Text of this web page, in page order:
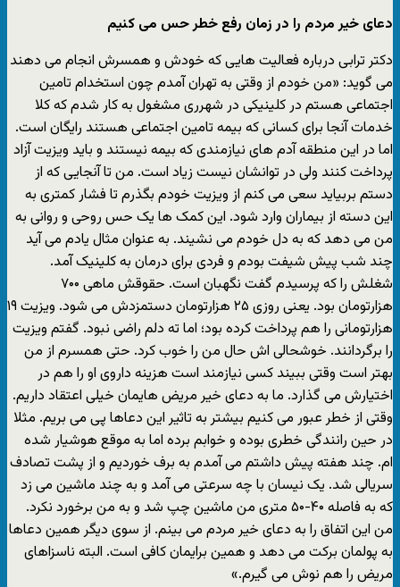
دعای خیر مردم را در زمان رفع خطر حس می کنیم
دکتر ترابی درباره فعالیت هایی که خودش و همسرش انجام می دهند
می گوید: «من خودم از وقتی به تهران آمدم چون استخدام تامین
اجتماعی هستم در کلینیکی در شهرری مشغول به کار شدم که کلا
خدمات آنجا برای کسانی که بیمه تامین اجتماعی هستند رایگان است.
اما در این منطقه آدم های نیازمندی که بیمه نیستند و باید ویزیت آزاد
پرداخت کنند ولی در توانشان نیست زیاد است. من تا آنجایی که از
دستم بربیاید سعی می کنم از ویزیت خودم بگذرم تا فشار کمتری به
این دسته از بیماران وارد شود. این کمک ها یک حس روحی و روانی به
من می دهد که به دل خودم می نشیند. به عنوان مثال یادم می آید
چند شب پیش شیفت بودم و فردی برای درمان به کلینیک آمد.
شغلش را که پرسیدم گفت نگهبان است. حقوقش ماهی ۷۰۰
هزارتومان بود. یعنی روزی ۲۵ هزارتومان دستمزدش می شود. ویزیت ۱۹
هزارتومانی را هم پرداخت کرده بود؛ اما ته دلم راضی نبود. گفتم ویزیت
را برگردانند. خوشحالی اش حال من را خوب کرد. حتی همسرم از من
بهتر است وقتی ببیند کسی نیازمند است هزینه داروی او را هم در
اختیارش می گذارد. ما به دعای خیر مریض هایمان خیلی اعتقاد داریم.
وقتی از خطر عبور می کنیم بیشتر به تاثیر این دعاها پی می بریم. مثلا
در حین رانندگی خطری بوده و خوابم برده اما به موقع هوشیار شده
ام. چند هفته پیش داشتم می آمدم به برف خوردیم و از پشت تصادف
سریالی شد. یک نیسان با چه سرعتی می آمد و به چند ماشین می زد
که به فاصله ۴۰-۵۰ متری من ماشین چپ شد و به من برخورد نکرد.
من این اتفاق را به دعای خیر مردم می بینم. از سوی دیگر همین دعاها
به پولمان برکت می دهد و همین برایمان کافی است. البته ناسزاهای
مریض را هم نوش می گیرم.»